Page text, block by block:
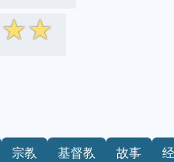
☆☆
宗教 基督教 故事